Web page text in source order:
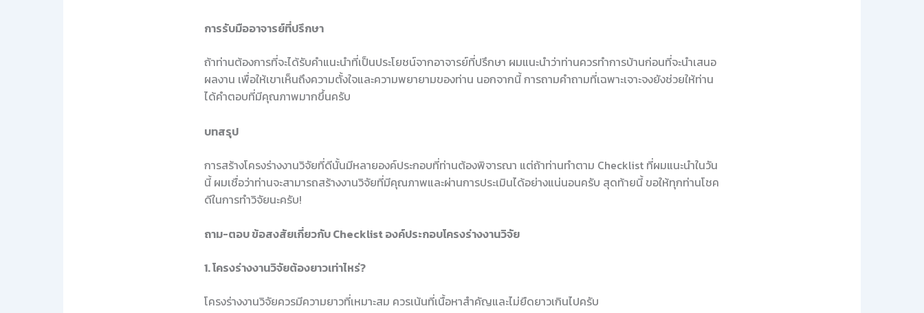
การรับมืออาจารย์ที่ปรึกษา
ถ้าท่านต้องการที่จะได้รับคำแนะนำที่เป็นประโยชน์จากอาจารย์ที่ปรึกษา ผมแนะนำว่าท่านควรทำการบ้านก่อนที่จะนำเสนอ
ผลงาน เพื่อให้เขาเห็นถึงความตั้งใจและความพยายามของท่าน นอกจากนี้ การถามคำถามที่เฉพาะเจาะจงยังช่วยให้ท่าน
ได้คำตอบที่มีคุณภาพมากขึ้นครับ
บทสรุป
การสร้างโครงร่างงานวิจัยที่ดีนั้นมีหลายองค์ประกอบที่ท่านต้องพิจารณา แต่ถ้าท่านทำตาม Checklist ที่ผมแนะนำในวัน
นี้ ผมเชื่อว่าท่านจะสามารถสร้างงานวิจัยที่มีคุณภาพและผ่านการประเมินได้อย่างแน่นอนครับ สุดท้ายนี้ ขอให้ทุกท่านโชค
ดีในการทำวิจัยนะครับ!
ถาม-ตอบ ข้อสงสัยเกี่ยวกับ Checklist องค์ประกอบโครงร่างงานวิจัย
1. โครงร่างงานวิจัยต้องยาวเท่าไหร่?
โครงร่างงานวิจัยควรมีความยาวที่เหมาะสม ควรเน้นที่เนื้อหาสำคัญและไม่ยืดยาวเกินไปครับ